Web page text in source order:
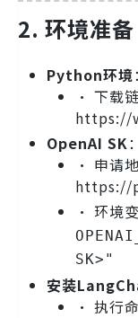
2. 环境准备
Python环境
• 下载链
https://
OpenAI SK
• 申请地
https://
• 环境变
SK>"
安装
• 执行命